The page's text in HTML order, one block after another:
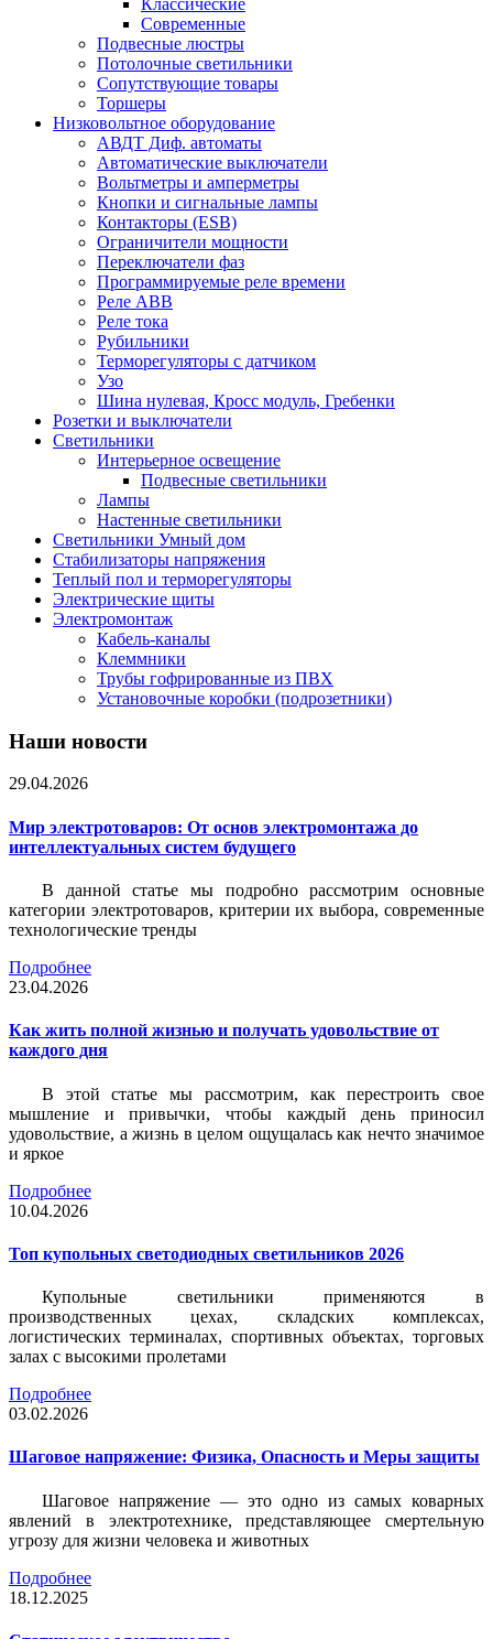
Классические
Современные
Подвесные люстры
Потолочные светильники
Сопутствующие товары
Торшеры
Низковольтное оборудование
АВДT Диф. автоматы
Автоматические выключатели
Вольтметры и амперметры
Кнопки и сигнальные лампы
Контакторы (ESB)
Ограничители мощности
Переключатели фаз
Программируемые реле времени
Реле ABB
Реле тока
Рубильники
Терморегуляторы с датчиком
Узо
Шина нулевая, Кросс модуль, Гребенки
Розетки и выключатели
Светильники
Интерьерное освещение
Подвесные светильники
Лампы
Настенные светильники
Светильники Умный дом
Стабилизаторы напряжения
Теплый пол и терморегуляторы
Электрические щиты
Электромонтаж
Кабель-каналы
Клеммники
Трубы гофрированные из ПВХ
Установочные коробки (подрозетники)
Наши новости
29.04.2026
Мир электротоваров: От основ электромонтажа до
интеллектуальных систем будущего
В данной статье мы подробно рассмотрим основные
категории электротоваров, критерии их выбора, современные
технологические тренды
Подробнее
23.04.2026
Как жить полной жизнью и получать удовольствие от
каждого дня
В этой статье мы рассмотрим, как перестроить свое
мышление и привычки, чтобы каждый день приносил
удовольствие, а жизнь в целом ощущалась как нечто значимое
и яркое
Подробнее
10.04.2026
Топ купольных светодиодных светильников 2026
Купольные светильники применяются в
производственных цехах, складских комплексах,
логистических терминалах, спортивных объектах, торговых
залах с высокими пролетами
Подробнее
03.02.2026
Шаговое напряжение: Физика, Опасность и Меры защиты
Шаговое напряжение — это одно из самых коварных
явлений в электротехнике, представляющее смертельную
угрозу для жизни человека и животных
Подробнее
18.12.2025